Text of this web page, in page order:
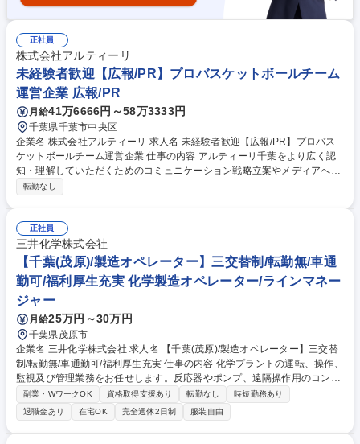
正社員
株式会社アルティーリ
未経験者歓迎【広報/PR】プロバスケットボールチーム
運営企業 広報/PR
月給41万6666円～58万3333円
千葉県千葉市中央区
企業名 株式会社アルティーリ 求人名 未経験者歓迎【広報/PR】プロバス
ケットボールチーム運営企業 仕事の内容 アルティーリ千葉をより広く認
知・理解していただくためのコミュニケーション戦略立案やメディアへの
広報活動、各種SNSの運営・管理を行っていただきます。 ■認知向上のた
ーチ ■メディア対応（取材・問い合わせ対応、原稿確認等） ■メディアリ
レーション構築（記者との関係構築・記者向け資料作成～企画提案） ■記
者会見/イベント対応 ■各種SNSの運営・管理 募集職種 未経験者歓迎【広
報/PR】プロバスケットボールチーム運営企業
転勤なし
正社員
三井化学株式会社
【千葉(茂原)/製造オペレーター】三交替制/転勤無/車通
勤可/福利厚生充実 化学製造オペレーター/ラインマネー
ジャー
月給25万円～30万円
千葉県茂原市
企業名 三井化学株式会社 求人名 【千葉(茂原)/製造オペレーター】三交替
制/転勤無/車通勤可/福利厚生充実 仕事の内容 化学プラントの運転、操作、
監視及び管理業務をお任せします。反応器やポンプ、遠隔操作用のコンピ
ューター制御システム(DCS:分散型制御システム)などを使用し、高機能製
品の製造プロセスを操作して頂きます。 【働く環境】操作室(DCS等によ
る遠隔監視)は室内で空調がきいており、反応設備は屋外ですが、屋根や
壁があるため、直射日光は当たらない環境です。また当社他工場と比較し
副業・WワークOK 資格取得支援あり 転勤なし
時短勤務あり
退職金あり
在宅OK 完全週休2日制 服装自由